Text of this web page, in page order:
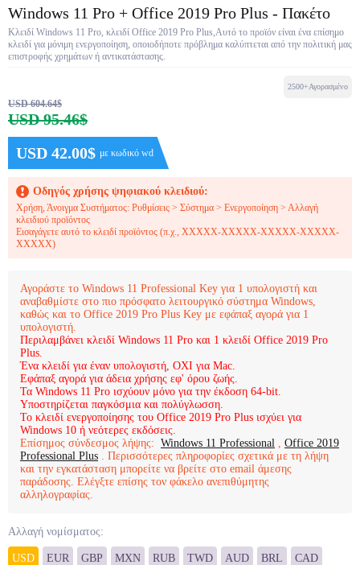
Windows 11 Pro + Office 2019 Pro Plus - Πακέτο
Κλειδί Windows 11 Pro, κλειδί Office 2019 Pro Plus,Αυτό το προϊόν είναι ένα επίσημο
κλειδί για μόνιμη ενεργοποίηση, οποιοδήποτε πρόβλημα καλύπτεται από την πολιτική μας
επιστροφής χρημάτων ή αντικατάστασης.
USD 604.64$
USD 95.46$
USD 42.00$ με κωδικό wd
2500+Αγορασμένο
Οδηγός χρήσης ψηφιακού κλειδιού:
Χρήση, Άνοιγμα Συστήματος: Ρυθμίσεις > Σύστημα > Ενεργοποίηση > Αλλαγή
κλειδιού προϊόντος
Εισαγάγετε αυτό το κλειδί προϊόντος (π.χ., XXXXX-XXXXX-XXXXX-XXXXX-
XXXXX)
Αγοράστε το Windows 11 Professional Key για 1 υπολογιστή και
αναβαθμίστε στο πιο πρόσφατο λειτουργικό σύστημα Windows,
καθώς και το Office 2019 Pro Plus Key με εφάπαξ αγορά για 1
υπολογιστή.
Περιλαμβάνει κλειδί Windows 11 Pro και 1 κλειδί Office 2019 Pro
Plus.
Ένα κλειδί για έναν υπολογιστή, ΟΧΙ για Mac.
Εφάπαξ αγορά για άδεια χρήσης εφ' όρου ζωής.
Τα Windows 11 Pro ισχύουν μόνο για την έκδοση 64-bit.
Υποστηρίζεται παγκόσμια και πολύγλωσση.
Το κλειδί ενεργοποίησης του Office 2019 Pro Plus ισχύει για
Windows 10 ή νεότερες εκδόσεις.
Επίσημος σύνδεσμος λήψης: Windows 11 Professional , Office 2019
Professional Plus . Περισσότερες πληροφορίες σχετικά με τη λήψη
και την εγκατάσταση μπορείτε να βρείτε στο email άμεσης
παράδοσης. Ελέγξτε επίσης τον φάκελο ανεπιθύμητης
αλληλογραφίας.
Αλλαγή νομίσματος:
USD EUR GBP MXN RUB TWD AUD BRL CAD